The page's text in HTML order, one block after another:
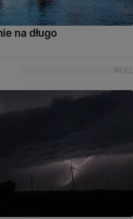
na długo